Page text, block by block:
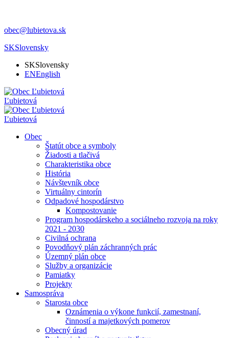
obec@lubietova.sk
SKSlovensky
SKSlovensky
ENEnglish
Ľubietová
Ľubietová
Obec
Štatút obce a symboly
Žiadosti a tlačivá
Charakteristika obce
História
Návštevník obce
Virtuálny cintorín
Odpadové hospodárstvo
Kompostovanie
Program hospodárskeho a sociálneho rozvoja na roky
2021 - 2030
Civilná ochrana
Povodňový plán záchranných prác
Územný plán obce
Služby a organizácie
Pamiatky
Projekty
Samospráva
Starosta obce
Oznámenia o výkone funkcií, zamestnaní,
činností a majetkových pomerov
Obecný úrad